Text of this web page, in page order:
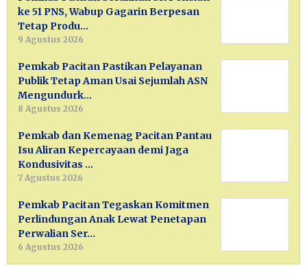
ke 51 PNS, Wabup Gagarin Berpesan
Tetap Produ…
9 Agustus 2026
Pemkab Pacitan Pastikan Pelayanan
Publik Tetap Aman Usai Sejumlah ASN
Mengundurk…
8 Agustus 2026
Pemkab dan Kemenag Pacitan Pantau
Isu Aliran Kepercayaan demi Jaga
Kondusivitas …
7 Agustus 2026
Pemkab Pacitan Tegaskan Komitmen
Perlindungan Anak Lewat Penetapan
Perwalian Ser…
6 Agustus 2026